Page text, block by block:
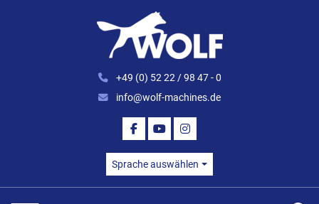
+49 (0) 52 22 / 98 47 - 0
info@wolf-machines.de
FACEBOOK
YOUTUBEINSTAGRAM
Sprache auswählen